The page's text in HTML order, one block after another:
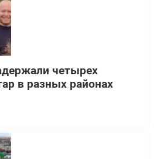
четырех
в разных районах